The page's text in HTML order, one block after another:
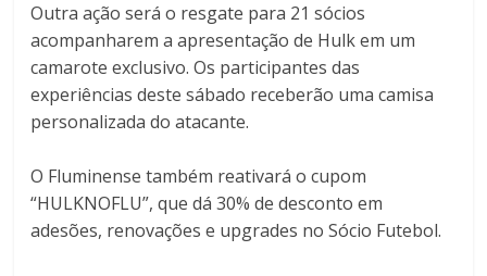
Outra ação será o resgate para 21 sócios
acompanharem a apresentação de Hulk em um
camarote exclusivo. Os participantes das
experiências deste sábado receberão uma camisa
personalizada do atacante.
O Fluminense também reativará o cupom
“HULKNOFLU”, que dá 30% de desconto em
adesões, renovações e upgrades no Sócio Futebol.